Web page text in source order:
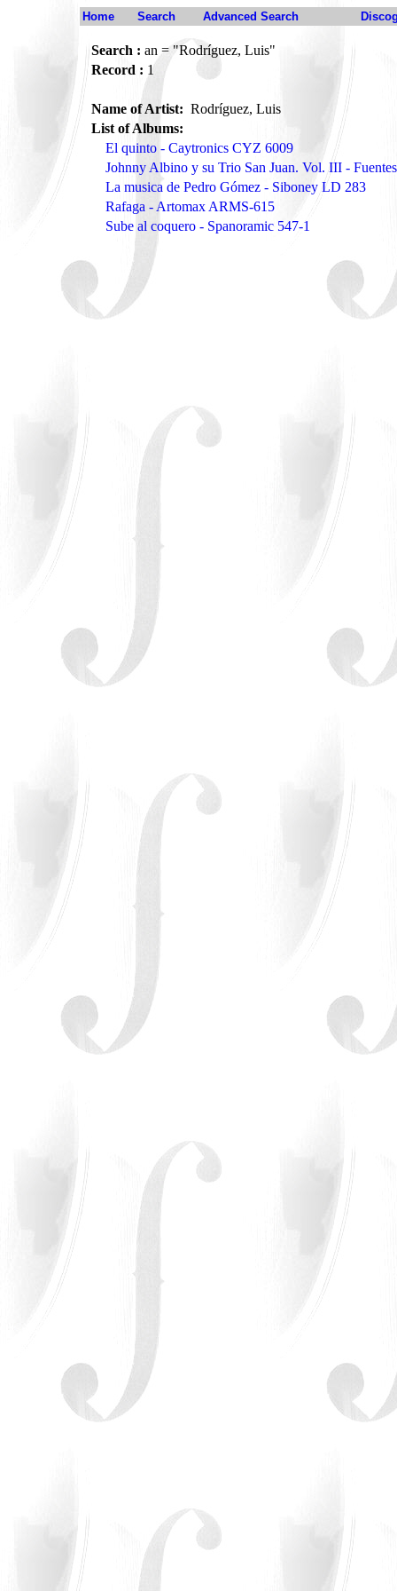
Home Search Advanced Search
Search : an = "Rodríguez, Luis"
Record : 1
Name of Artist: Rodríguez, Luis
List of Albums:
El quinto - Caytronics CYZ 6009
Johnny Albino y su Trio San Juan. Vol. III -
La musica de Pedro Gómez - Siboney LD 283
Rafaga - Artomax ARMS-615
Sube al coquero - Spanoramic 547-1